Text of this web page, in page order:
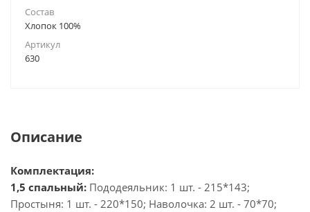
Состав
Хлопок 100%
Артикул
630
Описание
Комплектация:
1,5 спальный: Пододеяльник: 1 шт. - 215*143;
Простыня: 1 шт. - 220*150; Наволочка: 2 шт. - 70*70;